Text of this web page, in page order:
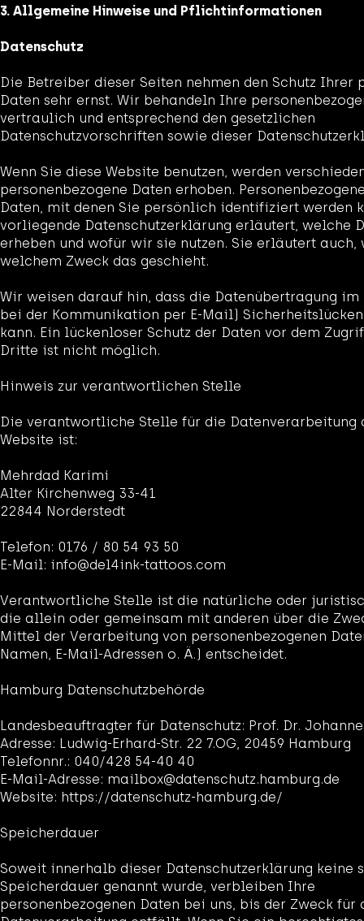
3. Allgemeine Hinweise und Pflicht­informationen
Datenschutz
Die Betreiber dieser Seiten nehmen den Schutz Ihrer
Daten sehr ernst. Wir behandeln Ihre
vertraulich und entsprechend den gesetzlichen
Datenschutzvorschriften sowie dieser
Wenn Sie diese Website benutzen, werden
personenbezogene Daten erhoben.
Daten, mit denen Sie persönlich identifiziert werden
vorliegende Datenschutzerklärung erläutert, welche
erheben und wofür wir sie nutzen. Sie erläutert auch,
welchem Zweck das geschieht.
Wir weisen darauf hin, dass die Datenübertragung im
bei der Kommunikation per E-Mail)
kann. Ein lückenloser Schutz der Daten vor dem
Dritte ist nicht möglich.
Hinweis zur verantwortlichen Stelle
Die verantwortliche Stelle für die Datenverarbeitung
Website ist:
Mehrdad Karimi
Alter Kirchenweg 33-41
22844 Norderstedt
Telefon: 0176 / 80 54 93 50
E-Mail: info@del4ink-tattoos.com
Verantwortliche Stelle ist die natürliche oder
die allein oder gemeinsam mit anderen über die
Mittel der Verarbeitung von personenbezogenen
Namen, E-Mail-Adressen o. Ä.) entscheidet.
Hamburg Datenschutzbehörde
Landesbeauftragter für Datenschutz: Prof. Dr.
Adresse: Ludwig-Erhard-Str. 22 7.OG, 20459 Hamburg
Telefonnr.: 040/428 54-40 40
E-Mail-Adresse: mailbox@datenschutz.hamburg.de
Website: https://datenschutz-hamburg.de/
Speicherdauer
Soweit innerhalb dieser Datenschutzerklärung keine
Speicherdauer genannt wurde, verbleiben Ihre
personenbezogenen Daten bei uns, bis der Zweck für